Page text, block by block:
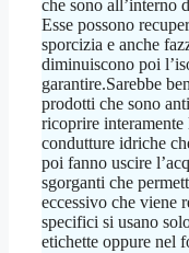
che sono all’interno
Esse possono
sporcizia e anche
diminuiscono poi
garantire.Sarebbe
prodotti che sono
ricoprire interamente
condutture idriche
poi fanno uscire
sgorganti che
eccessivo che viene
specifici si usano
etichette oppure nel